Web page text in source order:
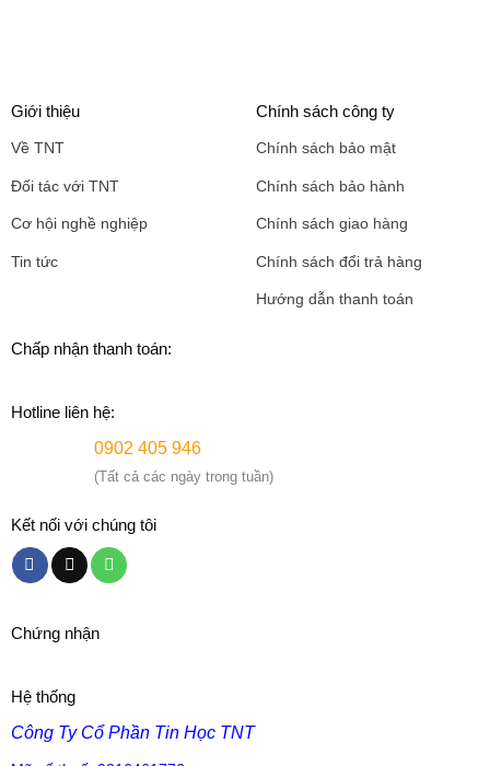
Giới thiệu
Về TNT
Đối tác với TNT
Cơ hội nghề nghiệp
Tin tức
Chính sách công ty
Chính sách bảo mật
Chính sách bảo hành
Chính sách giao hàng
Chính sách đổi trả hàng
Hướng dẫn thanh toán
Chấp nhận thanh toán:
Hotline liên hệ:
0902 405 946
(Tất cả các ngày trong tuần)
Kết nối với chúng tôi
Chứng nhận
Hệ thống
Công Ty Cổ Phần Tin Học TNT